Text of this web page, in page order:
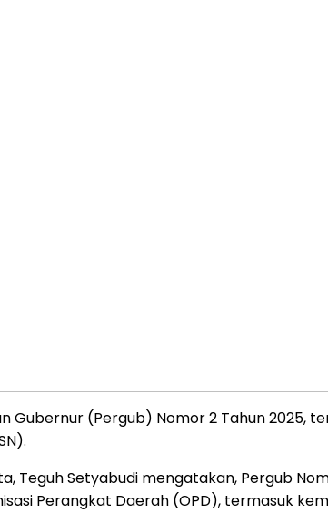
(Pergub) Nomor 2 Tahun 2025,
Teguh Setyabudi mengatakan, Pergub
Perangkat Daerah (OPD), termasuk